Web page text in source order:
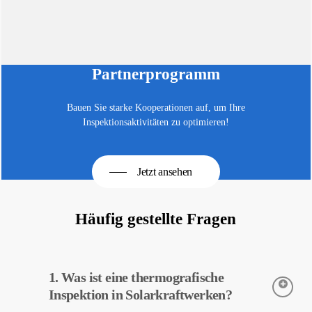
Partnerprogramm
Bauen Sie starke Kooperationen auf, um Ihre
Inspektionsaktivitäten zu optimieren!
Jetzt ansehen
Häufig gestellte Fragen
1. Was ist eine thermografische
Inspektion in Solarkraftwerken?